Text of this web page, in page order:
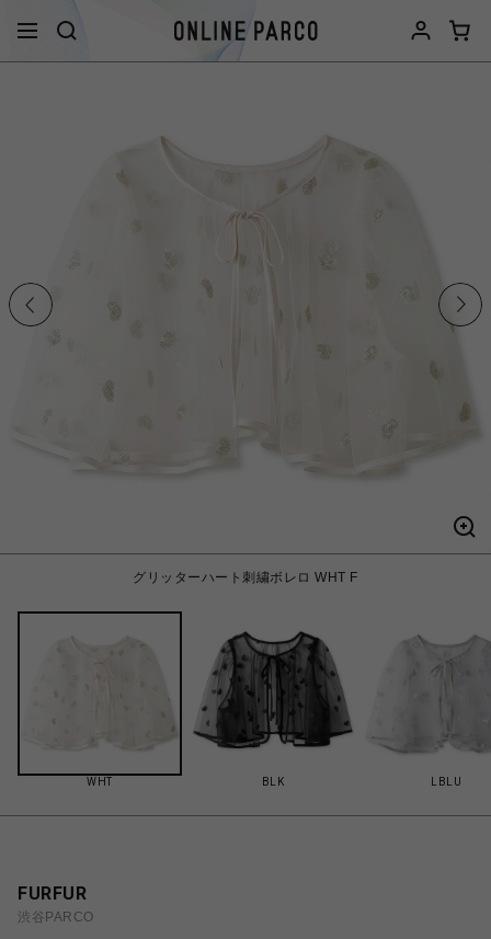
グリッターハート刺繍ボレロ WHT F
WHT BLK LBLU
FURFUR
渋谷PARCO